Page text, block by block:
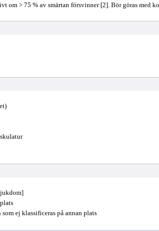
om > 75 % av smärtan försvinner [2]. Bör göras med
ej klassificeras på annan plats